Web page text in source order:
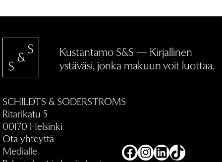
Kustantamo S&S — Kirjallinen
ystäväsi, jonka makuun voit luottaa.
SCHILDTS & SÖDERSTRÖMS
Ritarikatu 5
00170 Helsinki
Ota yhteyttä
Medialle
Facebook
Instagram
LinkedIn
TikTok